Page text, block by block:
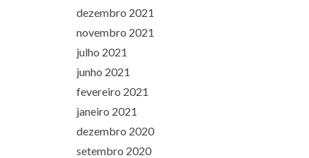
dezembro 2021
novembro 2021
julho 2021
junho 2021
fevereiro 2021
janeiro 2021
dezembro 2020
setembro 2020